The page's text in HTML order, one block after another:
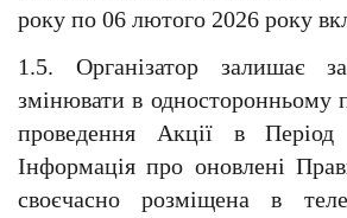
року по 06 лютого 2026 року
1.5. Організатор залишає
змінювати в односторонньому
проведення Акції в Період
Інформація про оновлені
своєчасно розміщена в